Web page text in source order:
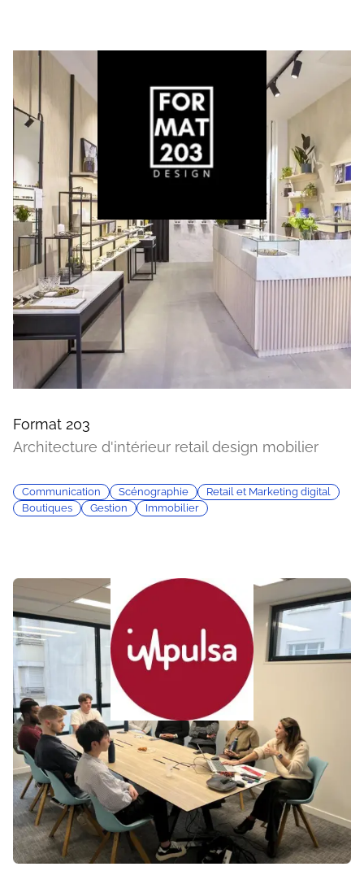
Format 203
Architecture d'intérieur retail design mobilier
Communication Scénographie
Retail et Marketing digital
Boutiques
Gestion Immobilier